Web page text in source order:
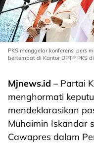
PKS menggelar konferensi pers
bertempat di Kantor DPTP PKS
Mjnews.id – Partai
menghormati
mendeklarasikan
Muhaimin Iskandar
Cawapres dalam